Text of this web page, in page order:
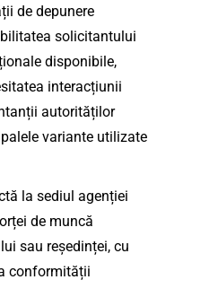
de depunere
solicitantului
disponibile,
interacțiunii
autorităților
variante utilizate
la sediul agenției
de muncă
sau reședinței, cu
conformității